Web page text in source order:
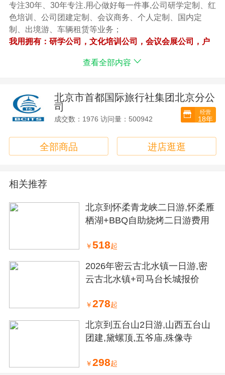
专注30年、30年专注.用心做好每一件事,公司研学定制、红
色培训、公司团建定制、会议商务、个人定制、国内定
制、出境游、车辆租赁等业务；
我用拥有：研学公司，文化培训公司，会议会展公司，户
查看全部内容
北京市首都国际旅行社集团北京分公
司
成交数：1976 访问量：500942
经营
18年
全部商品 进店逛逛
相关推荐
北京到怀柔青龙峡二日游,怀柔雁
栖湖+BBQ自助烧烤二日游费用
￥518起
2026年密云古北水镇一日游,密
云古北水镇+司马台长城报价
￥278起
北京到五台山2日游,山西五台山
团建,黛螺顶,五爷庙,殊像寺
￥298起